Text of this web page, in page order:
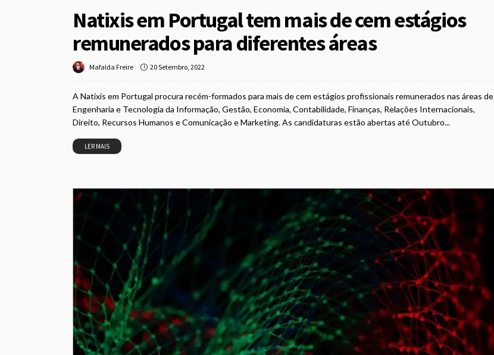
Natixis em Portugal tem mais de cem estágios
remunerados para diferentes áreas
Mafalda Freire 20 Setembro, 2022
A Natixis em Portugal procura recém-formados para mais de cem estágios profissionais remunerados nas áreas de
Engenharia e Tecnologia da Informação, Gestão, Economia, Contabilidade, Finanças, Relações Internacionais,
Direito, Recursos Humanos e Comunicação e Marketing. As candidaturas estão abertas até Outubro...
LER MAIS